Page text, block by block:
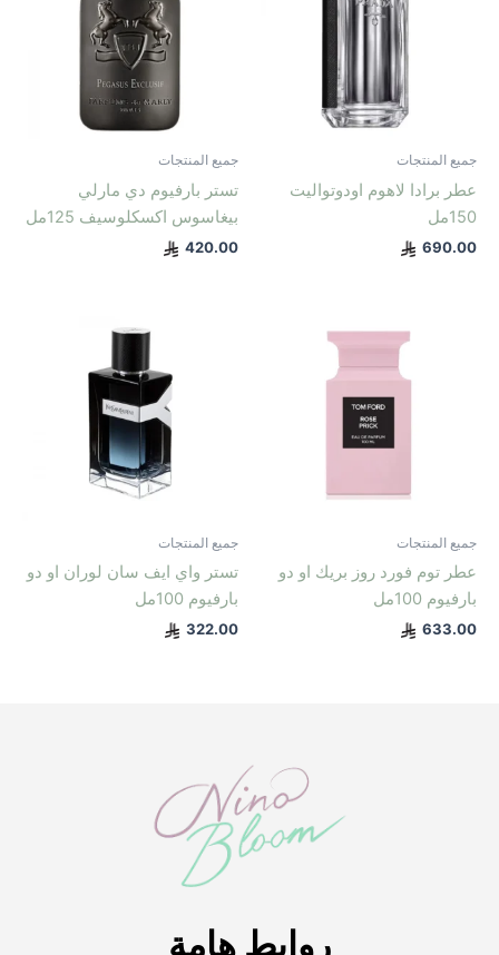
جميع المنتجات
عطر برادا لاهوم اودوتواليت
150مل
690.00
جميع المنتجات
تستر بارفيوم دي مارلي
بيغاسوس اكسكلوسيف 125مل
420.00
جميع المنتجات
عطر توم فورد روز بريك او دو
بارفيوم 100مل
633.00
جميع المنتجات
تستر واي ايف سان لوران او دو
بارفيوم 100مل
322.00
روابط هامة